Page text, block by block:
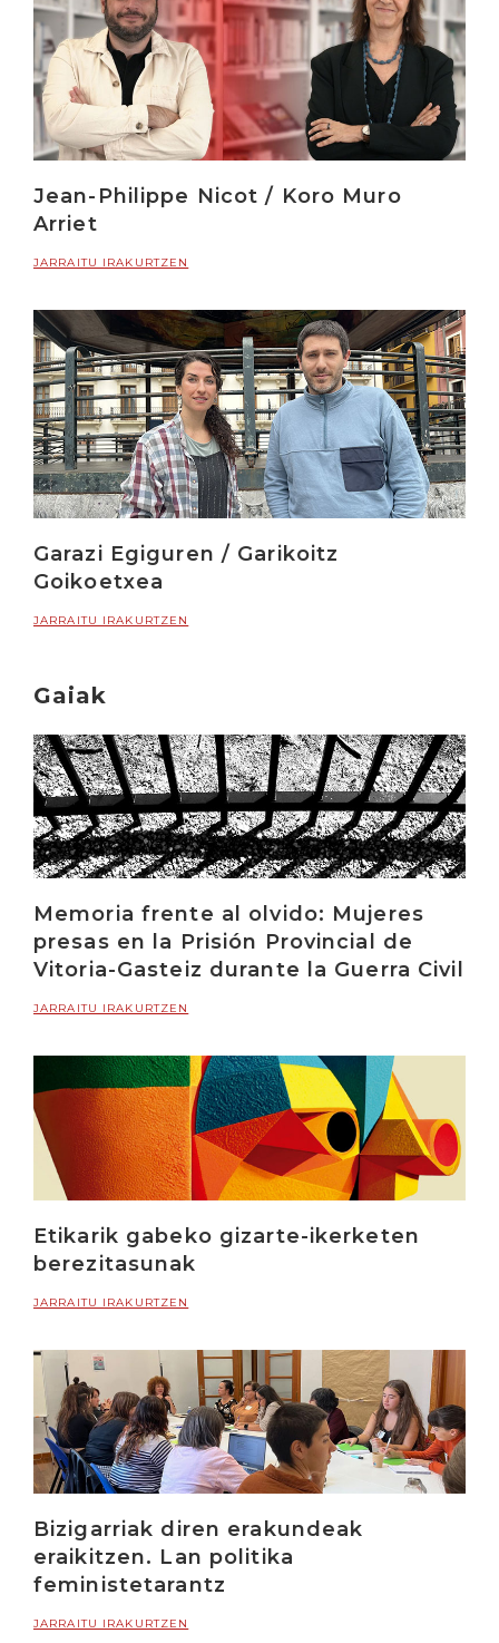
Jean-Philippe Nicot / Koro Muro
Arriet
JARRAITU IRAKURTZEN
Garazi Egiguren / Garikoitz
Goikoetxea
JARRAITU IRAKURTZEN
Gaiak
Memoria frente al olvido: Mujeres
presas en la Prisión Provincial de
Vitoria-Gasteiz durante la Guerra Civil
JARRAITU IRAKURTZEN
Etikarik gabeko gizarte-ikerketen
berezitasunak
JARRAITU IRAKURTZEN
Bizigarriak diren erakundeak
eraikitzen. Lan politika
feministetarantz
JARRAITU IRAKURTZEN